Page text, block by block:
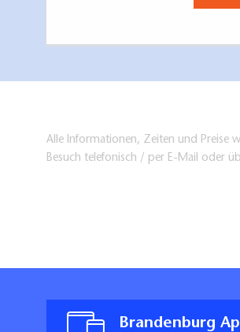
Alle Informationen, Zeiten und Preise
Besuch telefonisch / per E-Mail oder
Brandenburg